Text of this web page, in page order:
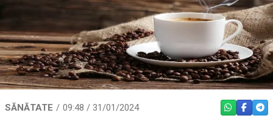
SĂNĂTATE 09:48 / 31/01/2024 WHATSAPP